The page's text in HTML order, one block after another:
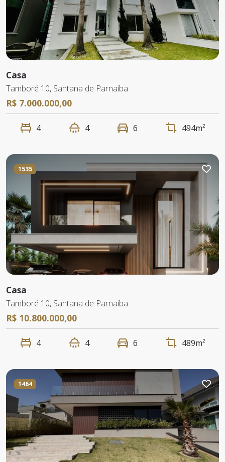
Casa
Tamboré 10, Santana de Parnaíba
R$ 7.000.000,00
4 4 6 494m²
1535
Casa
Tamboré 10, Santana de Parnaíba
R$ 10.800.000,00
4 4 6 489m²
1464